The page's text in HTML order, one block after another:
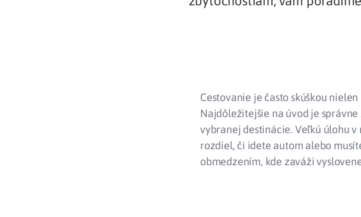
Cestovanie je často skúškou
Najdôležitejšie na úvod je
vybranej destinácie. Veľkú úlohu
rozdiel, či idete autom alebo
obmedzením, kde zaváži